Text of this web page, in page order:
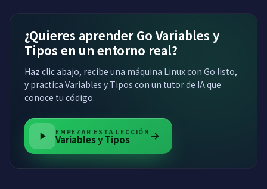
¿Quieres aprender Go Variables y
Tipos en un entorno real?
Haz clic abajo, recibe una máquina Linux con Go listo,
y practica Variables y Tipos con un tutor de IA que
conoce tu código.
EMPEZAR ESTA LECCIÓN
Variables y Tipos